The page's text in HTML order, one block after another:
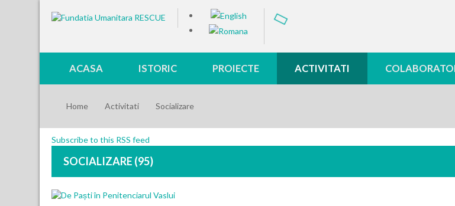
ACASA ISTORIC PROIECTE ACTIVITATI
Home Activitati Socializare
Subscribe to this RSS feed
SOCIALIZARE (95)